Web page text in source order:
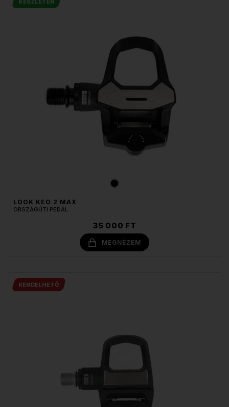
LOOK KEO 2 MAX
ORSZÁGÚTI PEDÁL
35 000 FT
MEGNÉZEM
RENDELHETŐ